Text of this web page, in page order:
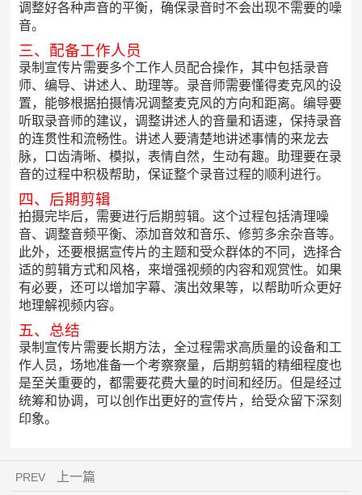
调整好各种声音的平衡，确保录音时不会出现不需要的噪
音。
三、配备工作人员
录制宣传片需要多个工作人员配合操作，其中包括录音
师、编导、讲述人、助理等。录音师需要懂得麦克风的设
置，能够根据拍摄情况调整麦克风的方向和距离。编导要
听取录音师的建议，调整讲述人的音量和语速，保持录音
的连贯性和流畅性。讲述人要清楚地讲述事情的来龙去
脉，口齿清晰、模拟，表情自然，生动有趣。助理要在录
音的过程中积极帮助，保证整个录音过程的顺利进行。
四、后期剪辑
拍摄完毕后，需要进行后期剪辑。这个过程包括清理噪
音、调整音频平衡、添加音效和音乐、修剪多余杂音等。
此外，还要根据宣传片的主题和受众群体的不同，选择合
适的剪辑方式和风格，来增强视频的内容和观赏性。如果
有必要，还可以增加字幕、演出效果等，以帮助听众更好
地理解视频内容。
五、总结
录制宣传片需要长期方法，全过程需求高质量的设备和工
作人员，场地准备一个考察察量，后期剪辑的精细程度也
是至关重要的，都需要花费大量的时间和经历。但是经过
统筹和协调，可以创作出更好的宣传片，给受众留下深刻
印象。
PREV 上一篇